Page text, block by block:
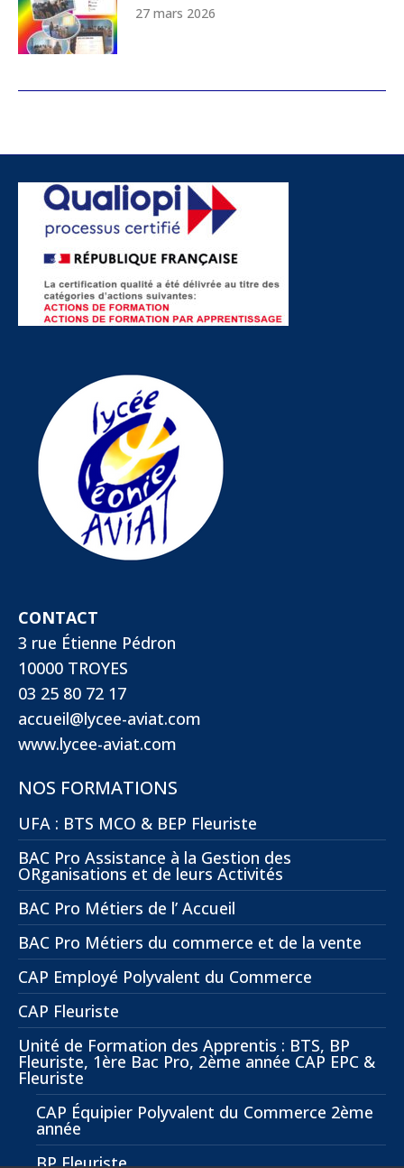
27 mars 2026
CONTACT
3 rue Étienne Pédron
10000 TROYES
03 25 80 72 17
accueil@lycee-aviat.com
www.lycee-aviat.com
NOS FORMATIONS
UFA : BTS MCO & BEP Fleuriste
BAC Pro Assistance à la Gestion des
ORganisations et de leurs Activités
BAC Pro Métiers de l’ Accueil
BAC Pro Métiers du commerce et de la vente
CAP Employé Polyvalent du Commerce
CAP Fleuriste
Unité de Formation des Apprentis : BTS, BP
Fleuriste, 1ère Bac Pro, 2ème année CAP EPC &
Fleuriste
CAP Équipier Polyvalent du Commerce 2ème
année
BP Fleuriste